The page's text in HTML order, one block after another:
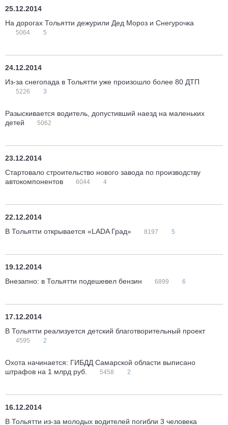
25.12.2014
На дорогах Тольятти дежурили Дед Мороз и Снегурочка
5064 5
24.12.2014
Из-за снегопада в Тольятти уже произошло более 80 ДТП
5226 3
Разыскивается водитель, допустивший наезд на маленьких
детей
5062
23.12.2014
Стартовало строительство нового завода по производству
автокомпонентов
6044 4
22.12.2014
В Тольятти открывается «LADA Град»
8197 5
19.12.2014
Внезапно: в Тольятти подешевел бензин
6899 6
17.12.2014
В Тольятти реализуется детский благотворительный проект
4595 2
Охота начинается: ГИБДД Самарской области выписано
штрафов на 1 млрд руб.
5458 2
16.12.2014
В Тольятти из-за молодых водителей погибли 3 человека